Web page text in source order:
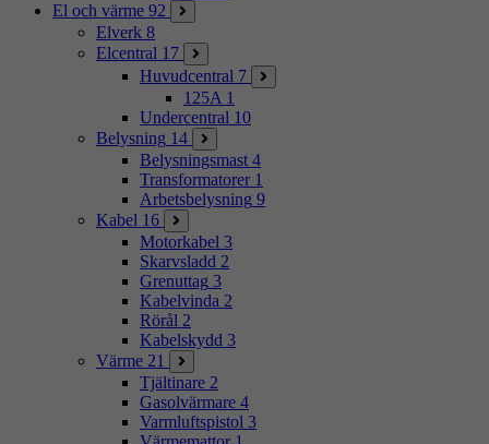
El och värme 92
Elverk 8
Elcentral 17
Huvudcentral 7
125A 1
Undercentral 10
Belysning 14
Belysningsmast 4
Transformatorer 1
Arbetsbelysning 9
Kabel 16
Motorkabel 3
Skarvsladd 2
Grenuttag 3
Kabelvinda 2
Rörål 2
Kabelskydd 3
Värme 21
Tjältinare 2
Gasolvärmare 4
Varmluftspistol 3